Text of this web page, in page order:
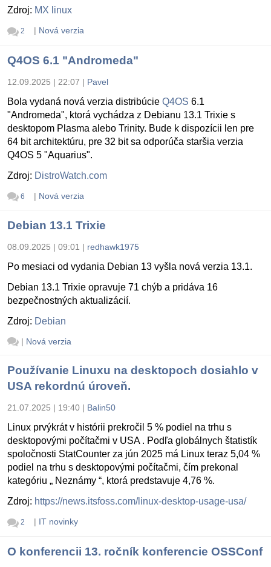
Zdroj: MX linux
2 | Nová verzia
Q4OS 6.1 "Andromeda"
12.09.2025 | 22:07 | Pavel
Bola vydaná nová verzia distribúcie Q4OS 6.1
"Andromeda", ktorá vychádza z Debianu 13.1 Trixie s
desktopom Plasma alebo Trinity. Bude k dispozícii len pre
64 bit architektúru, pre 32 bit sa odporúča staršia verzia
Q4OS 5 "Aquarius".
Zdroj: DistroWatch.com
6 | Nová verzia
Debian 13.1 Trixie
08.09.2025 | 09:01 | redhawk1975
Po mesiaci od vydania Debian 13 vyšla nová verzia 13.1.
Debian 13.1 Trixie opravuje 71 chýb a pridáva 16
bezpečnostných aktualizácií.
Zdroj: Debian
| Nová verzia
Používanie Linuxu na desktopoch dosiahlo v
USA rekordnú úroveň.
21.07.2025 | 19:40 | Balin50
Linux prvýkrát v histórii prekročil 5 % podiel na trhu s
desktopovými počítačmi v USA . Podľa globálnych štatistík
spoločnosti StatCounter za jún 2025 má Linux teraz 5,04 %
podiel na trhu s desktopovými počítačmi, čím prekonal
kategóriu „ Neznámy “, ktorá predstavuje 4,76 %.
Zdroj: https://news.itsfoss.com/linux-desktop-usage-usa/
2 | IT novinky
O konferencii 13. ročník konferencie OSSConf